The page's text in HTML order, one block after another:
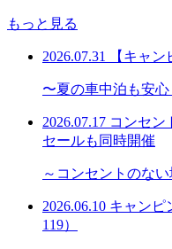
もっと見る
2026.07.31 【キャ
〜夏の車中泊も安
2026.07.17 コンセン
セールも同時開催
～コンセントのな
2026.06.10 キャンピ
119）